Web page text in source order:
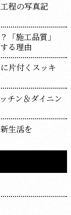
程の写真記
「施工品質」
る理由
片付くスッキ
チン＆ダイニン
生活を